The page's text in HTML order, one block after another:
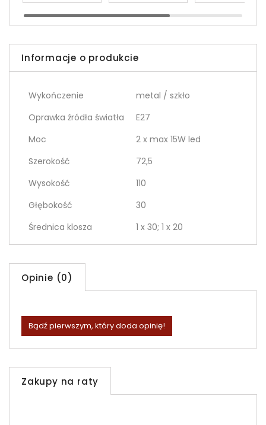
Informacje o produkcie
Wykończenie
metal / szkło
Oprawka źródła światła
E27
Moc
2 x max 15W led
Szerokość
72,5
Wysokość
110
Głębokość
30
Średnica klosza
1 x 30; 1 x 20
Opinie (0)
Bądź pierwszym, który doda opinię!
Zakupy na raty